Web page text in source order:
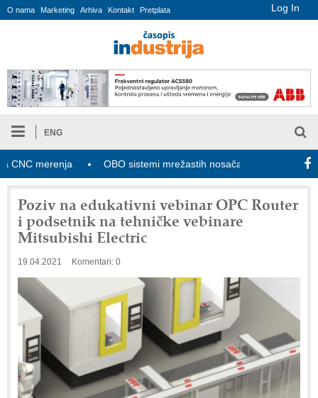
Log In
O nama Marketing Arhiva Kontakt Pretplata
ENG
merenja OBO sistemi mrežastih nosača kablova Novi
Poziv na edukativni vebinar OPC Router
i podsetnik na tehničke vebinare
Mitsubishi Electric
19.04.2021 Komentari: 0